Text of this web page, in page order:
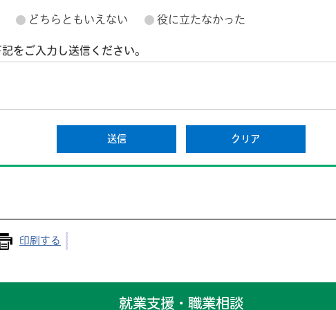
どちらともいえない 役に立たなかった
をご入力し送信ください。
印刷する
就業支援・職業相談